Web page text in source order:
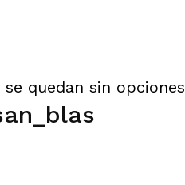
quedan sin opciones